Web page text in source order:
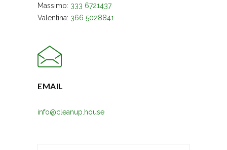
Massimo: 333 6721437
Valentina: 366 5028841
EMAIL
info@cleanup.house